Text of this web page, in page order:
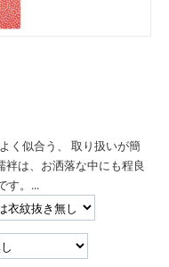
く似合う、 取り扱いが簡
は、お洒落な中にも程良
す。...